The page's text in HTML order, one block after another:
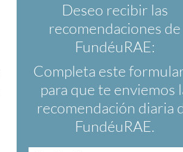
Deseo recibir las
recomendaciones de
FundéuRAE:
Completa este
para que te enviemos
recomendación diaria
FundéuRAE.